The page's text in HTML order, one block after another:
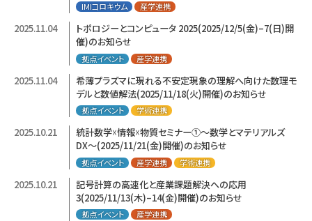
IMIコロキウム 産学連携
2025.11.04
トポロジーとコンピュータ 2025(2025/12/5(金)–7(日)開
催)のお知らせ
拠点イベント 産学連携
2025.11.04
希薄プラズマに現れる不安定現象の理解へ向けた数理モ
デルと数値解法(2025/11/18(火)開催)のお知らせ
拠点イベント 学術連携
2025.10.21
統計数学☓情報☓物質セミナー①〜数学とマテリアルズ
DX〜(2025/11/21(金)開催)のお知らせ
拠点イベント 産学連携 学術連携
2025.10.21
記号計算の高速化と産業課題解決への応用
3(2025/11/13(木)–14(金)開催)のお知らせ
拠点イベント 産学連携